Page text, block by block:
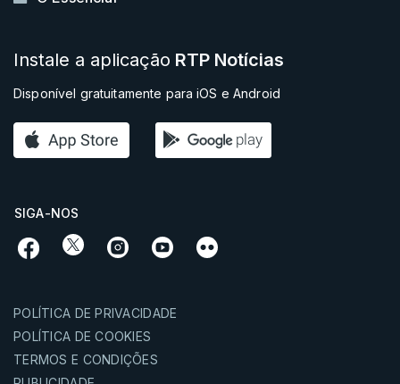
Instale a aplicação RTP Notícias
Disponível gratuitamente para iOS e Android
SIGA-NOS
POLÍTICA DE PRIVACIDADE
POLÍTICA DE COOKIES
TERMOS E CONDIÇÕES